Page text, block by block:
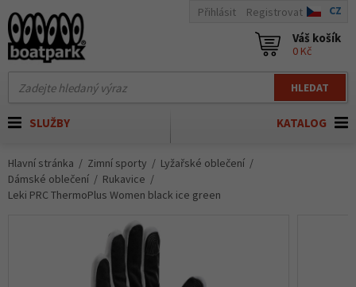
HLEDAT
Přihlásit Registrovat CZ
Váš košík
0 Kč
KATALOG
SLUŽBY
Hlavní stránka Zimní sporty
Lyžařské oblečení
Dámské oblečení
Rukavice
Leki PRC ThermoPlus Women black ice green